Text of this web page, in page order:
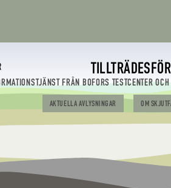
FRÅN BOFORS TESTCENTER
AKTUELLA AVLYSNINGAR OM